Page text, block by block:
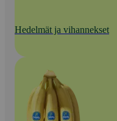
Hedelmät ja vihannekset